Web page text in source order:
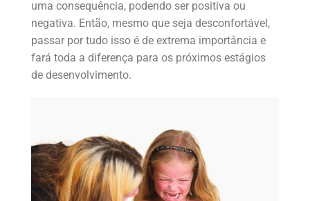
uma consequência, podendo ser positiva ou
negativa. Então, mesmo que seja desconfortável,
passar por tudo isso é de extrema importância e
fará toda a diferença para os próximos estágios
de desenvolvimento.